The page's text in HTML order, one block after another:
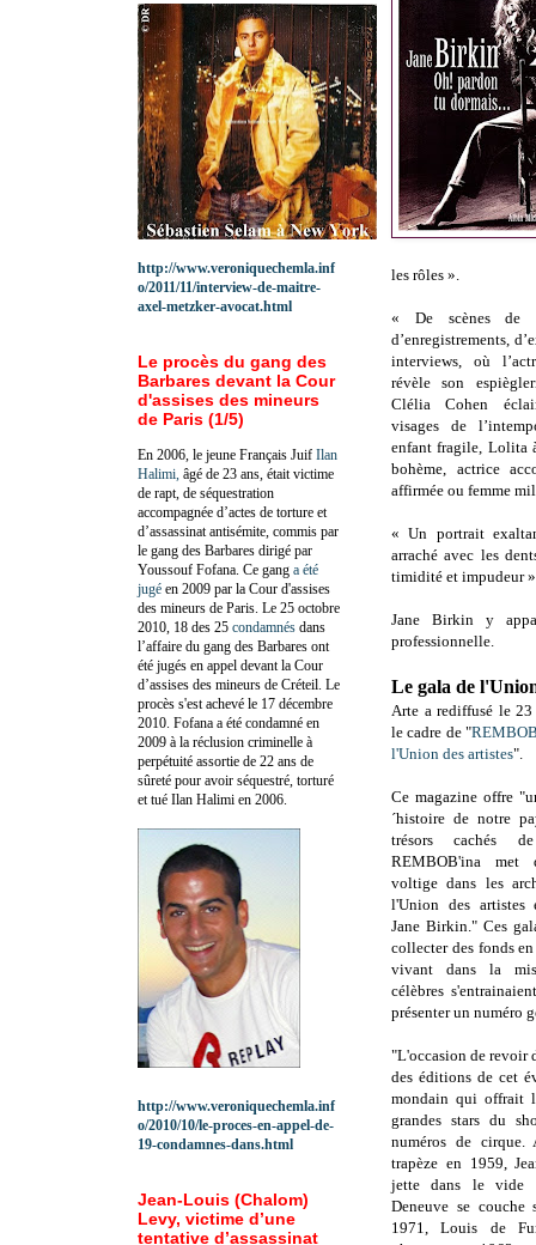
les rôles ».
« De scènes de
d’enregistrements,
interviews, où
révèle son
Clélia Cohen
visages de
enfant fragile, Lolita
bohème, actrice
affirmée ou femme
« Un portrait
arraché avec les
timidité et impudeur
Jane Birkin y
professionnelle.
Le gala de
Arte a rediffusé le
le cadre de "
l'Union des artistes".
Ce magazine offre
´histoire de notre
trésors cachés
REMBOB'ina met
voltige dans les
l'Union des artistes
Jane Birkin." Ces
collecter des fonds
vivant dans la
célèbres
présenter un numéro
"L'occasion de revoir
des éditions de cet
mondain qui offrait
grandes stars du
numéros de
trapèze en 1959,
jette dans le vide
Deneuve se couche
1971, Louis de
http://www.veroniquechemla.inf
o/2011/11/interview-de-maitre-
axel-metzker-avocat.html
Le procès du gang des
Barbares devant la Cour
d'assises des mineurs
de Paris (1/5)
En 2006, le jeune Français Juif Ilan
Halimi, âgé de 23 ans, était victime
de rapt, de séquestration
accompagnée d’actes de torture et
d’assassinat antisémite, commis par
le gang des Barbares dirigé par
Youssouf Fofana. Ce gang a été
jugé en 2009 par la Cour d'assises
des mineurs de Paris. Le 25 octobre
2010, 18 des 25 condamnés dans
l’affaire du gang des Barbares ont
été jugés en appel devant la Cour
d’assises des mineurs de Créteil. Le
procès s'est achevé le 17 décembre
2010. Fofana a été condamné en
2009 à la réclusion criminelle à
perpétuité assortie de 22 ans de
sûreté pour avoir séquestré, torturé
et tué Ilan Halimi en 2006.
http://www.veroniquechemla.inf
o/2010/10/le-proces-en-appel-de-
19-condamnes-dans.html
Jean-Louis (Chalom)
Levy, victime d’une
tentative d’assassinat